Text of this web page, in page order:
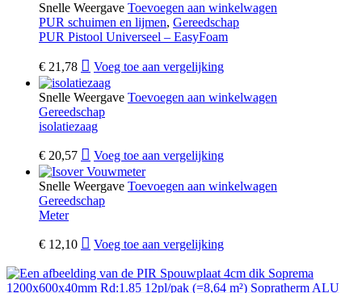
Snelle Weergave Toevoegen aan winkelwagen
PUR schuimen en lijmen, Gereedschap
PUR Pistool Universeel – EasyFoam
€ 21,78 Voeg toe aan vergelijking
Snelle Weergave Toevoegen aan winkelwagen
Gereedschap
isolatiezaag
€ 20,57 Voeg toe aan vergelijking
Snelle Weergave Toevoegen aan winkelwagen
Gereedschap
Meter
€ 12,10 Voeg toe aan vergelijking